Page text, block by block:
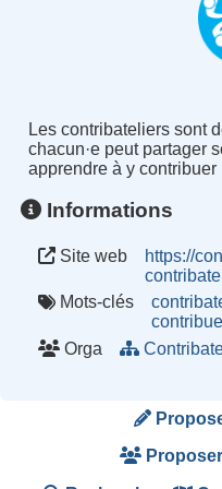
Les contribateliers sont
chacun·e peut partager
apprendre à y contribuer
Informations
Site web
https://
Mots-clés
Orga